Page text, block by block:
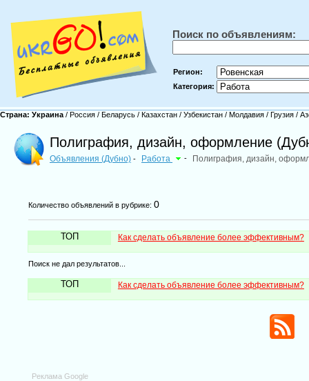
Поиск по объявлениям:
Регион:
Категория:
Страна: Украина / Россия / Беларусь / Казахстан / Узбекистан / Молдавия / Грузия /
Полиграфия, дизайн, оформление
Объявления (Дубно) - Работа - Полиграфия, дизайн,
Количество объявлений в рубрике: 0
ТОП Как сделать объявление более эффективным?
Поиск не дал результатов...
ТОП Как сделать объявление более эффективным?
Реклама Google